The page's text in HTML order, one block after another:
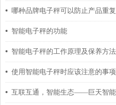
智能电子秤的功能
使用智能电子秤时应该注意的事项